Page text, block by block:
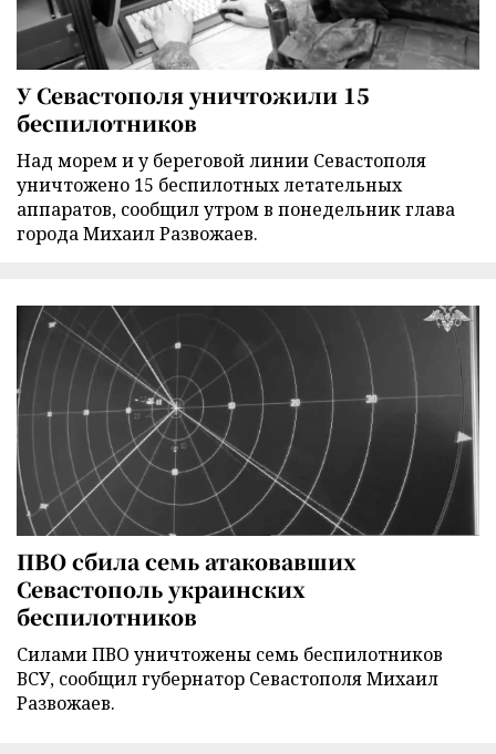
У Севастополя уничтожили 15
беспилотников
Над морем и у береговой линии Севастополя
уничтожено 15 беспилотных летательных
аппаратов, сообщил утром в понедельник глава
города Михаил Развожаев.
ПВО сбила семь атаковавших
Севастополь украинских
беспилотников
Силами ПВО уничтожены семь беспилотников
ВСУ, сообщил губернатор Севастополя Михаил
Развожаев.